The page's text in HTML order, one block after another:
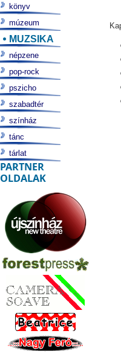
könyv
múzeum
MUZSIKA
népzene
pop-rock
pszicho
szabadtér
színház
tánc
tárlat
PARTNER
OLDALAK